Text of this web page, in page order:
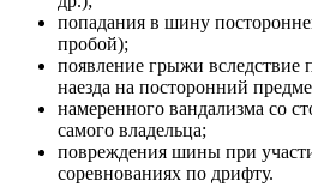
попадания в шину
пробой);
появление грыжи вследствие
наезда на посторонний
намеренного вандализма со
самого владельца;
повреждения шины при
соревнованиях по дрифту.